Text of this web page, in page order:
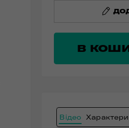
В
Відео